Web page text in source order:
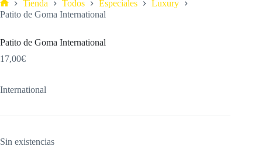
Tienda Todos Especiales
Luxury
Patito de Goma International
Patito de Goma International
17,00€
International
Sin existencias